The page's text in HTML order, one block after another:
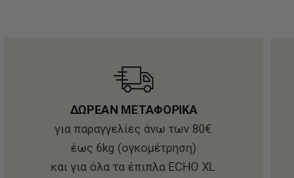
ΔΩΡΕΑΝ ΜΕΤΑΦΟΡΙΚΑ
για παραγγελίες άνω των 80€
έως 6kg (ογκομέτρηση)
και για όλα τα έπιπλα ECHO XL